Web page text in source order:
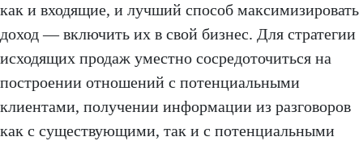
как и входящие, и лучший способ максимизировать
доход — включить их в свой бизнес. Для стратегии
исходящих продаж уместно сосредоточиться на
построении отношений с потенциальными
клиентами, получении информации из разговоров
как с существующими, так и с потенциальными